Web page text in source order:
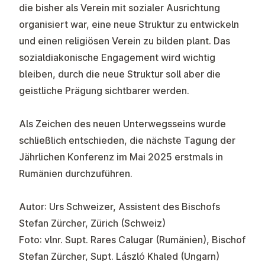
die bisher als Verein mit sozialer Ausrichtung
organisiert war, eine neue Struktur zu entwickeln
und einen religiösen Verein zu bilden plant. Das
sozialdiakonische Engagement wird wichtig
bleiben, durch die neue Struktur soll aber die
geistliche Prägung sichtbarer werden.
Als Zeichen des neuen Unterwegsseins wurde
schließlich entschieden, die nächste Tagung der
Jährlichen Konferenz im Mai 2025 erstmals in
Rumänien durchzuführen.
Autor: Urs Schweizer, Assistent des Bischofs
Stefan Zürcher, Zürich (Schweiz)
Foto: vlnr. Supt. Rares Calugar (Rumänien), Bischof
Stefan Zürcher, Supt. László Khaled (Ungarn)